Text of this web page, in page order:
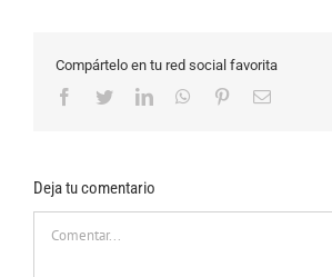
Compártelo en tu red social favorita
Facebook
TwitterLinkedInWhatsApp
PinterestCorreo
Deja tu comentario